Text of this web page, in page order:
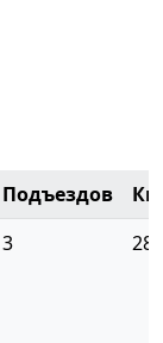
Подъездов
3 28